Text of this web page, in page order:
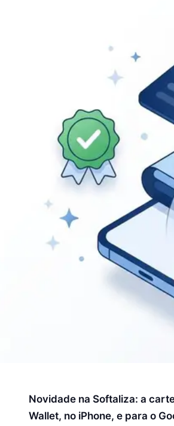
Novidade na Softaliza: a
Wallet, no iPhone, e para o